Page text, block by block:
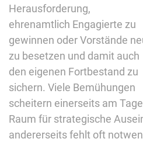
Herausforderung,
ehrenamtlich Engagierte zu
gewinnen oder Vorstände
zu besetzen und damit auch
den eigenen Fortbestand zu
sichern. Viele Bemühungen
scheitern einerseits am
Raum für strategische
andererseits fehlt oft